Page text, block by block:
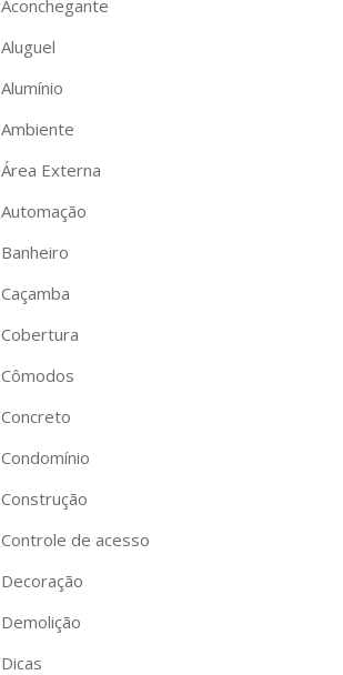
Aconchegante
Aluguel
Alumínio
Ambiente
Área Externa
Automação
Banheiro
Caçamba
Cobertura
Cômodos
Concreto
Condomínio
Construção
Controle de acesso
Decoração
Demolição
Dicas